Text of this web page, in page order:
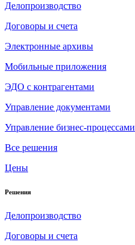
Делопроизводство
Договоры и счета
Электронные архивы
Мобильные приложения
ЭДО с контрагентами
Управление документами
Управление бизнес-процессами
Все решения
Цены
Решения
Делопроизводство
Договоры и счета